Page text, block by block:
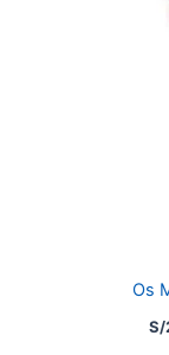
Os
S/